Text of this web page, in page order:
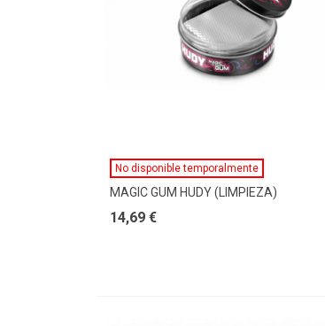
Ver Más
No disponible temporalmente
MAGIC GUM HUDY (LIMPIEZA)
14,69 €